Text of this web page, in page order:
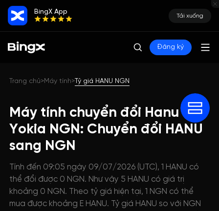
BingX App
Tải xuống
Đăng ký
Trang chủ>Máy tính>Tỷ giá HANU NGN
Máy tính chuyển đổi Hanu
Yokia NGN: Chuyển đổi HANU
sang NGN
Tính đến 09:05 ngày 09/07/2026 (UTC), 1 HANU có
thể đổi được 0 NGN. Như vậy 5 HANU có giá trị
khoảng 0 NGN. Theo tỷ giá hiện tại, 1 NGN có thể
mua được khoảng E HANU. Tỷ giá HANU so với NGN